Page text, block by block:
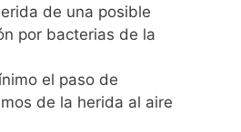
de una posible
por bacterias de la
el paso de
de la herida al aire